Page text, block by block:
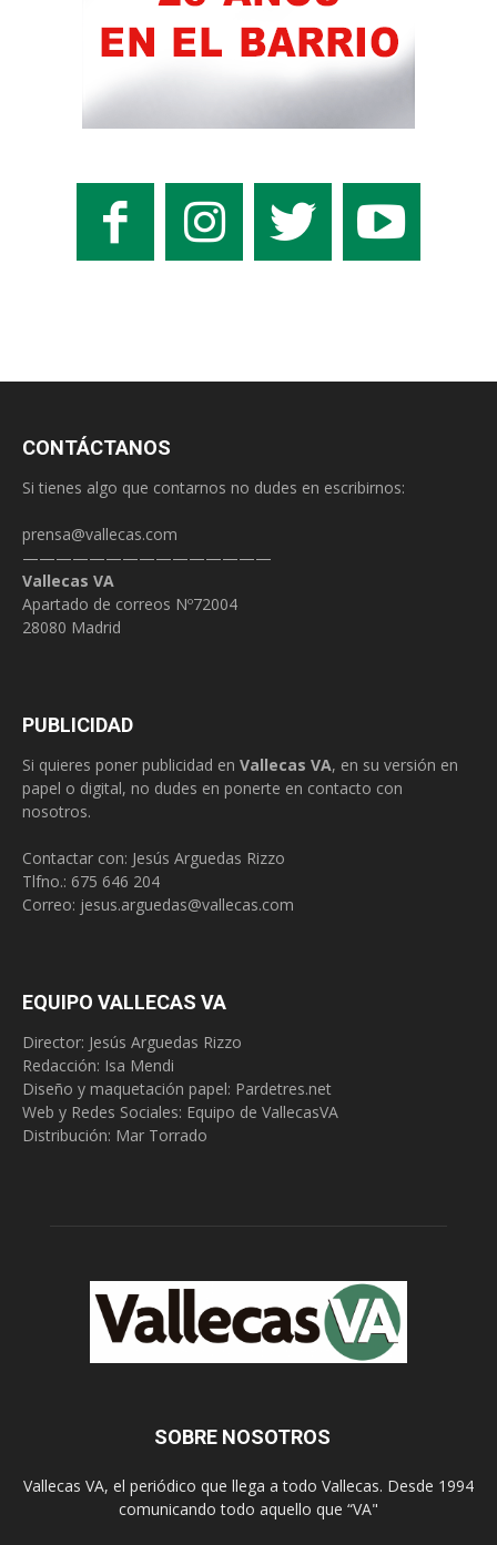
CONTÁCTANOS
Si tienes algo que contarnos no dudes en escribirnos:
prensa@vallecas.com
———————————————
Vallecas VA
Apartado de correos Nº72004
28080 Madrid
PUBLICIDAD
Si quieres poner publicidad en Vallecas VA, en su versión en
papel o digital, no dudes en ponerte en contacto con
nosotros.
Contactar con: Jesús Arguedas Rizzo
Tlfno.: 675 646 204
Correo: jesus.arguedas@vallecas.com
EQUIPO VALLECAS VA
Director: Jesús Arguedas Rizzo
Redacción: Isa Mendi
Diseño y maquetación papel: Pardetres.net
Web y Redes Sociales: Equipo de VallecasVA
Distribución: Mar Torrado
SOBRE NOSOTROS
Vallecas VA, el periódico que llega a todo Vallecas. Desde 1994
comunicando todo aquello que “VA"